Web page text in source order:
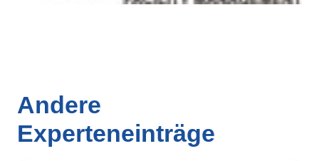
Andere
Experteneinträge